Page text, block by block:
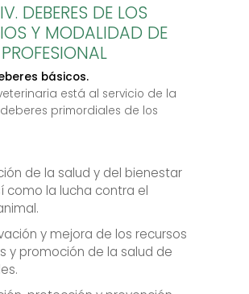
DEBERES DE LOS
Y MODALIDAD DE
básicos.
está al servicio de la
primordiales de los
de la salud y del bienestar
como la lucha contra el
y mejora de los recursos
y promoción de la salud de